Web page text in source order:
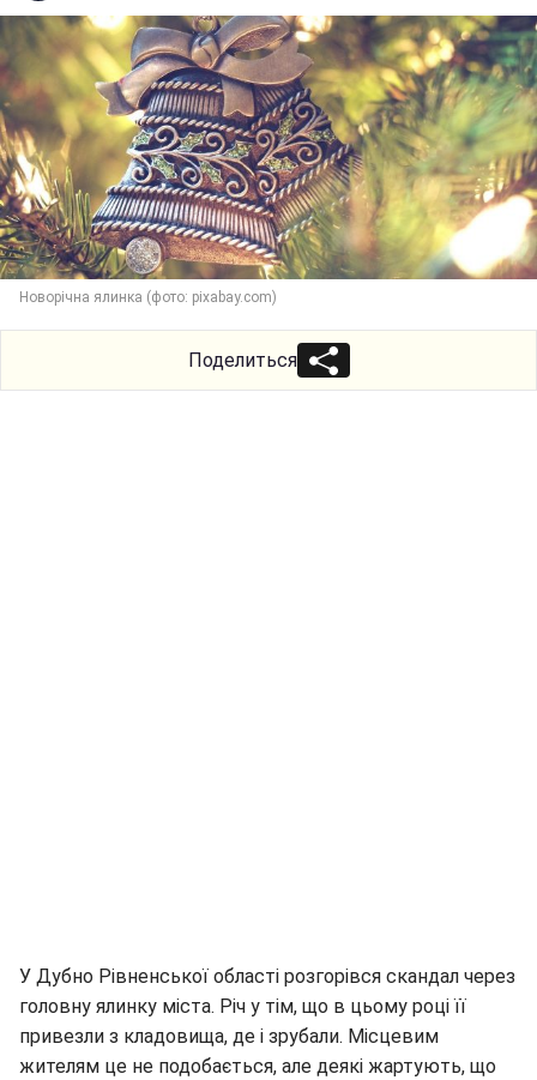
Новорічна ялинка (фото: pixabay.com)
Поделиться
У Дубно Рівненської області розгорівся скандал через
головну ялинку міста. Річ у тім, що в цьому році її
привезли з кладовища, де і зрубали. Місцевим
жителям це не подобається, але деякі жартують, що